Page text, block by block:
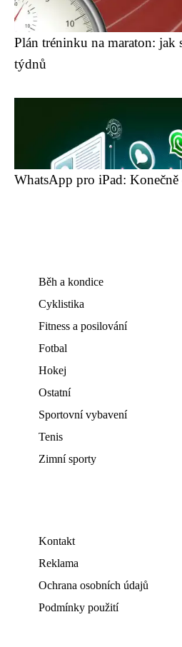
Plán tréninku na maraton: jak
týdnů
WhatsApp pro iPad: Konečně
Běh a kondice
Cyklistika
Fitness a posilování
Fotbal
Hokej
Ostatní
Sportovní vybavení
Tenis
Zimní sporty
Kontakt
Reklama
Ochrana osobních údajů
Podmínky použití